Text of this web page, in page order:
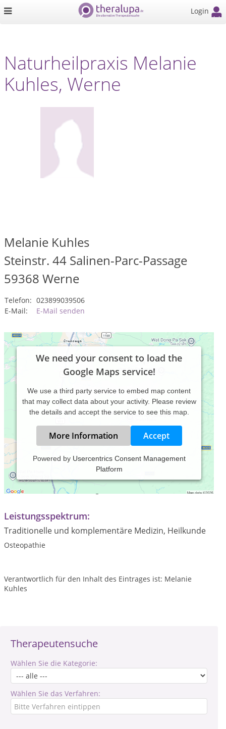
Login
Therapeutensuche
Wählen Sie die Kategorie:
Wählen Sie das Verfahren:
Naturheilpraxis Melanie
Kuhles, Werne
Melanie Kuhles
Steinstr. 44 Salinen-Parc-Passage
59368 Werne
Telefon: 023899039506
E-Mail:
E-Mail senden
We need your consent to load the
Google Maps service!
We use a third party service to embed map content
that may collect data about your activity. Please review
the details and accept the service to see this map.
More Information Accept
Powered by Usercentrics Consent Management
Platform
Praxiszeiten:
Termine nach Vereinbarung
Leistungsspektrum:
Traditionelle und komplementäre Medizin, Heilkunde
Osteopathie
Verantwortlich für den Inhalt des Eintrages ist: Melanie
Kuhles